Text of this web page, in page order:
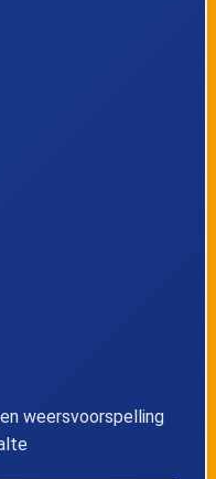
weersvoorspelling